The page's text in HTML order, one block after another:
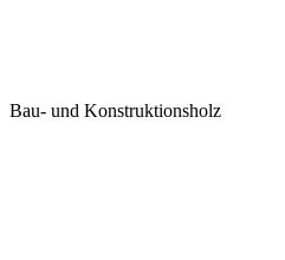
Bau- und Konstruktionsholz